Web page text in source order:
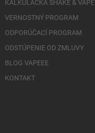
KALKULAČKA SHAKE & VAPE
VERNOSTNÝ PROGRAM
ODPORÚČACÍ PROGRAM
ODSTÚPENIE OD ZMLUVY
BLOG VAPEEE
KONTAKT